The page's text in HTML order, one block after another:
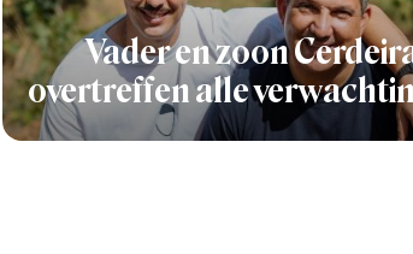
Vader en zoon
overtreffen alle